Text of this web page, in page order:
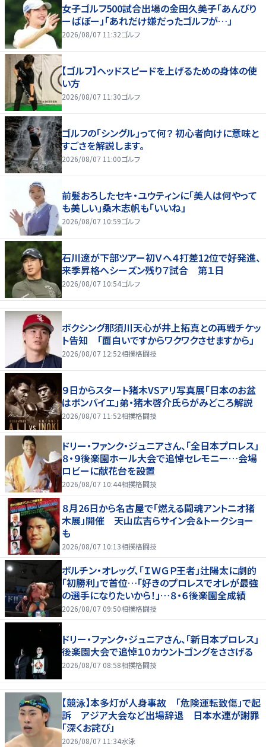
女子ゴルフ500試合出場の金田久美子「あんびり
ーばぼー」「あれだけ嫌だったゴルフが…」
2026/08/07 11:32ゴルフ
【ゴルフ】ヘッドスピードを上げるための身体の使
い方
2026/08/07 11:30ゴルフ
ゴルフの「シングル」って何？ 初心者向けに意味と
すごさを解説します。
2026/08/07 11:00ゴルフ
前髪おろしたセキ・ユウティンに「美人は何やって
も美しい」桑木志帆も「いいね」
2026/08/07 10:59ゴルフ
石川遼が下部ツアー初Ｖへ４打差12位で好発進、
来季昇格へシーズン残り７試合 第１日
2026/08/07 10:54ゴルフ
ボクシング那須川天心が井上拓真との再戦チケッ
ト告知 「面白いですからワクワクさせますから」
2026/08/07 12:52相撲格闘技
９日からスタート猪木VSアリ写真展「日本のお盆
はボンバイエ」弟・猪木啓介氏らがみどころ解説
2026/08/07 11:52相撲格闘技
ドリー・ファンク・ジュニアさん、「全日本プロレス」
８・９後楽園ホール大会で追悼セレモニー…会場
ロビーに献花台を設置
2026/08/07 10:44相撲格闘技
８月26日から名古屋で「燃える闘魂アントニオ猪
木展」開催 天山広吉らサイン会＆トークショー
も
2026/08/07 10:13相撲格闘技
ボルチン・オレッグ、「ＩＷＧＰ王者」辻陽太に劇的
「初勝利」で首位…「好きのプロレスでオレが最強
の選手になりたいから！」…８・６後楽園全成績
2026/08/07 09:50相撲格闘技
ドリー・ファンク・ジュニアさん、「新日本プロレス」
後楽園大会で追悼１０カウントゴングをささげる
2026/08/07 08:58相撲格闘技
【競泳】本多灯が人身事故 「危険運転致傷」で起
訴 アジア大会など出場辞退 日本水連が謝罪
「深くお詫び」
2026/08/07 11:34水泳